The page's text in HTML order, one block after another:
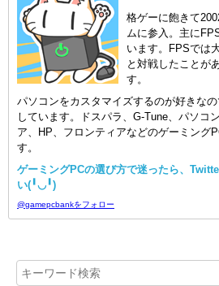
格ゲーに飽きて
ムに参入。主に
います。FPSでは
と対戦したことが
す。
パソコンをカスタマイズするのが好きな
しています。ドスパラ、G-Tune、パソコ
ア、HP、フロンティアなどのゲーミング
す。
ゲーミングPCの選び方で迷ったら、
い(╹◡╹)
@gamepcbankをフォロー